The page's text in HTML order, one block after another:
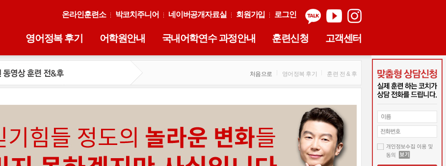
온라인훈련소 박코치주니어 네이버공개자료실 회원가입 로그인
영어정복 후기 어학원안내 국내어학연수 과정안내 훈련신청 고객센터
처음으로 영어정복 후기 훈련 전 & 후